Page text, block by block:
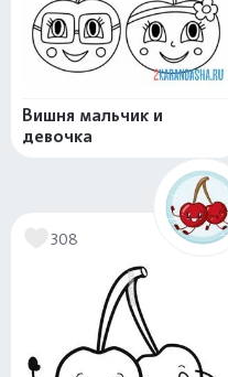
Вишня мальчик и
девочка
308